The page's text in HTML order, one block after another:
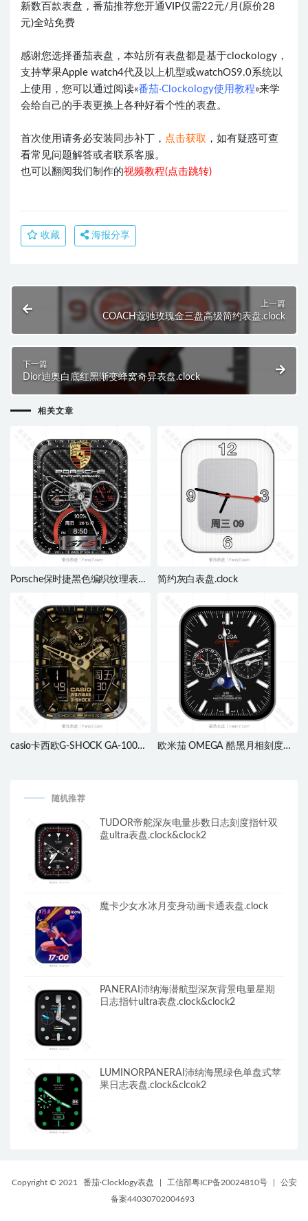
新数百款表盘，番茄推荐您开通VIP仅需22元/月(原价28
元)全站免费
感谢您选择番茄表盘，本站所有表盘都是基于clockology，
支持苹果Apple watch4代及以上机型或watchOS9.0系统以
上使用，您可以通过阅读«番茄·Clockology使用教程»来学
会给自己的手表更换上各种好看个性的表盘。
首次使用请务必安装同步补丁， 点击获取 ，如有疑惑可查
看常见问题解答或者联系客服。
也可以翻阅我们制作的视频教程(点击跳转)
收藏 海报分享
上一篇
COACH蔻驰玫瑰金三盘高级简约表盘.clock
下一篇
Dior迪奥白底红黑渐变蜂窝奇异表盘.clock
相关文章
Porsche保时捷黑色编织纹理表
简约灰白表盘.clock
casio卡西欧G-SHOCK GA-100CF
欧米茄 OMEGA 酷黑月相刻度动
随机推荐
TUDOR帝舵深灰电量步数日志刻度指针双
盘ultra表盘.clock&clock2
魔卡少女水冰月变身动画卡通表盘.clock
PANERAI沛纳海潜航型深灰背景电量星期
日志指针ultra表盘.clock&clock2
LUMINORPANERAI沛纳海黑绿色单盘式苹
果日志表盘.clock&clcok2
Copyright © 2021 番茄·Clocklogy表盘 工信部粤ICP备20024810号
公安
备案44030702004693